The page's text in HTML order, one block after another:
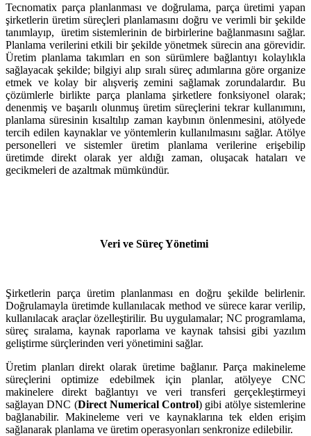
Tecnomatix parça planlanması ve doğrulama, parça üretimi yapan
şirketlerin üretim süreçleri planlamasını doğru ve verimli bir şekilde
tanımlayıp, üretim sistemlerinin de birbirlerine bağlanmasını sağlar.
Planlama verilerini etkili bir şekilde yönetmek sürecin ana görevidir.
Üretim planlama takımları en son sürümlere bağlantıyı kolaylıkla
sağlayacak şekilde; bilgiyi alıp sıralı süreç adımlarına göre organize
etmek ve kolay bir alışveriş zemini sağlamak zorundalardır. Bu
çözümlerle birlikte parça planlama şirketlere fonksiyonel olarak;
denenmiş ve başarılı olunmuş üretim süreçlerini tekrar kullanımını,
planlama süresinin kısaltılıp zaman kaybının önlenmesini, atölyede
tercih edilen kaynaklar ve yöntemlerin kullanılmasını sağlar. Atölye
personelleri ve sistemler üretim planlama verilerine erişebilip
üretimde direkt olarak yer aldığı zaman, oluşacak hataları ve
gecikmeleri de azaltmak mümkündür.
Veri ve Süreç Yönetimi
Şirketlerin parça üretim planlanması en doğru şekilde belirlenir.
Doğrulamayla üretimde kullanılacak method ve sürece karar verilip,
kullanılacak araçlar özelleştirilir. Bu uygulamalar; NC programlama,
süreç sıralama, kaynak raporlama ve kaynak tahsisi gibi yazılım
geliştirme sürçlerinden veri yönetimini sağlar.
Üretim planları direkt olarak üretime bağlanır. Parça makineleme
süreçlerini optimize edebilmek için planlar, atölyeye CNC
makinelere direkt bağlantıyı ve veri transferi gerçekleştirmeyi
sağlayan DNC (Direct Numerical Control) gibi atölye sistemlerine
bağlanabilir. Makineleme veri ve kaynaklarına tek elden erişim
sağlanarak planlama ve üretim operasyonları senkronize edilebilir.